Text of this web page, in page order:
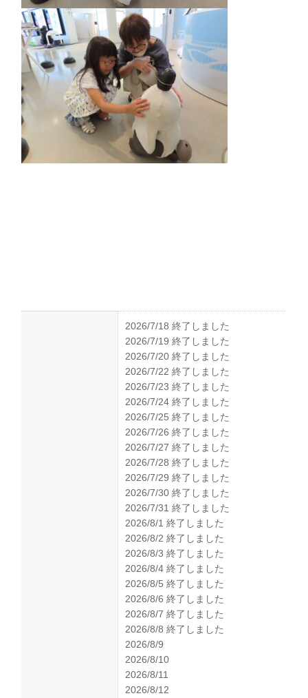
2026/7/18 終了しました
2026/7/19 終了しました
2026/7/20 終了しました
2026/7/22 終了しました
2026/7/23 終了しました
2026/7/24 終了しました
2026/7/25 終了しました
2026/7/26 終了しました
2026/7/27 終了しました
2026/7/28 終了しました
2026/7/29 終了しました
2026/7/30 終了しました
2026/7/31 終了しました
2026/8/1 終了しました
2026/8/2 終了しました
2026/8/3 終了しました
2026/8/4 終了しました
2026/8/5 終了しました
2026/8/6 終了しました
2026/8/7 終了しました
2026/8/8 終了しました
2026/8/9
2026/8/10
2026/8/11
2026/8/12